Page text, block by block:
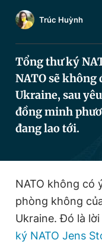
Tiện ích
Thông tin tòa
Theo dõi báo trên
Trúc Huỳnh
Tổng thư ký
NATO sẽ không
Ukraine, sau
đồng minh
đang lao tới.
NATO không có
phòng không
Ukraine. Đó là
ký NATO Jens